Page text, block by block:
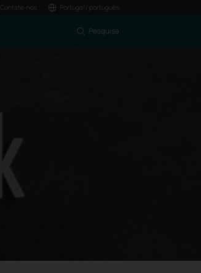
Contate-nos Portugal / português
Pesquisa